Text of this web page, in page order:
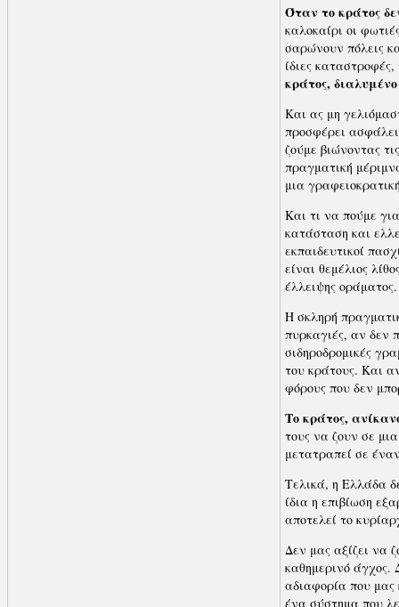
Όταν το κράτος
καλοκαίρι οι
σαρώνουν πόλεις
ίδιες
κράτος,
Και ας μη
προσφέρει
ζούμε βιώνοντας
πραγματική
μια
Και τι να πούμε
κατάσταση και
εκπαιδευτικοί
είναι θεμέλιος
έλλειψης οράματος.
Η σκληρή
πυρκαγιές, αν δεν
σιδηροδρομικές
του κράτους. Και
φόρους που δεν
Το κράτος,
τους να ζουν σε
μετατραπεί σε
Τελικά, η Ελλάδα
ίδια η επιβίωση
αποτελεί το
Δεν μας αξίζει να
καθημερινό άγχος.
αδιαφορία που μας
ένα σύστημα που